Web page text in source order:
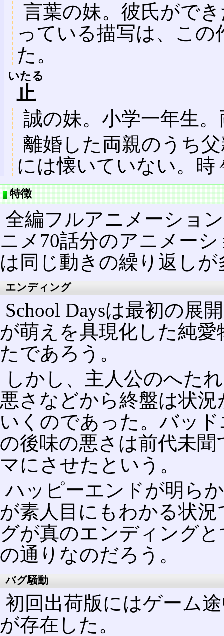
言葉の妹。彼氏がで
っている描写は、こ
た。
止
いたる
誠の妹。小学一年生
離婚した両親のうち
には懐いていない。
特徴
全編フルアニメーショ
ニメ70話分のアニメー
は同じ動きの繰り返しが
エンディング
School Daysは最初の展
が萌えを具現化した純
たであろう。
しかし、主人公のへた
悪さなどから終盤は状
いくのであった。バッ
の後味の悪さは前代未
マにさせたという。
ハッピーエンドが明ら
が素人目にもわかる状
グが真のエンディング
の通りなのだろう。
バグ騒動
初回出荷版にはゲーム
が存在した。